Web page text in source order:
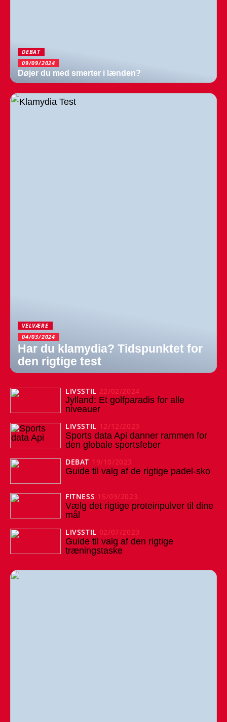
DEBAT
09/09/2024
Døjer du med smerter i lænden?
VELVÆRE
04/03/2024
Har du klamydia? Tidspunktet for
den rigtige test
LIVSSTIL 22/02/2024
Jylland: Et golfparadis for alle
niveauer
LIVSSTIL 12/12/2023
Sports data Api danner rammen for
den globale sportsfeber
DEBAT 19/10/2023
Guide til valg af de rigtige padel-sko
FITNESS 15/09/2023
Vælg det rigtige proteinpulver til dine
mål
LIVSSTIL 02/07/2023
Guide til valg af den rigtige
træningstaske